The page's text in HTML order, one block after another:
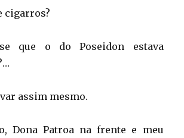
cigarros?
que o do Poseidon estava
assim mesmo.
Dona Patroa na frente e meu